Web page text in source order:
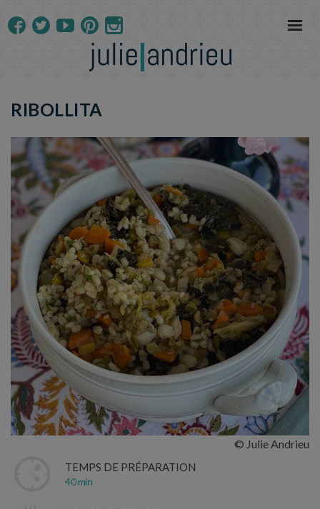
RIBOLLITA
© Julie Andrieu
TEMPS DE PRÉPARATION
40 min